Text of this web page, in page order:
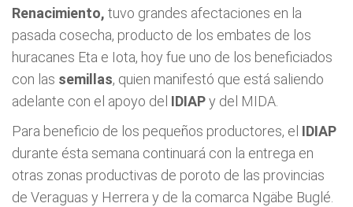
Renacimiento, tuvo grandes afectaciones en la
pasada cosecha, producto de los embates de los
huracanes Eta e Iota, hoy fue uno de los beneficiados
con las semillas, quien manifestó que está saliendo
adelante con el apoyo del IDIAPy del MIDA.
Para beneficio de los pequeños productores, el IDIAP
durante ésta semana continuará con la entrega en
otras zonas productivas de poroto de las provincias
de Veraguas y Herrera y de la comarca Ngäbe Buglé.